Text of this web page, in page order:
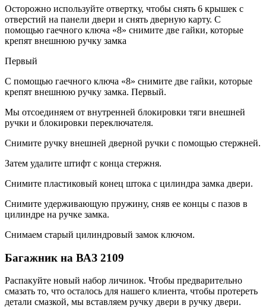
Осторожно используйте отвертку, чтобы снять 6 крышек с
отверстий на панели двери и снять дверную карту. С
помощью гаечного ключа «8» снимите две гайки, которые
крепят внешнюю ручку замка
Первый
С помощью гаечного ключа «8» снимите две гайки, которые
крепят внешнюю ручку замка. Первый.
Мы отсоединяем от внутренней блокировки тяги внешней
ручки и блокировки переключателя.
Снимите ручку внешней дверной ручки с помощью стержней.
Затем удалите штифт с конца стержня.
Снимите пластиковый конец штока с цилиндра замка двери.
Снимите удерживающую пружину, сняв ее концы с пазов в
цилиндре на ручке замка.
Снимаем старый цилиндровый замок ключом.
Багажник на ВАЗ 2109
Распакуйте новый набор личинок. Чтобы предварительно
смазать то, что осталось для нашего клиента, чтобы протереть
детали смазкой, мы вставляем ручку двери в ручку двери.